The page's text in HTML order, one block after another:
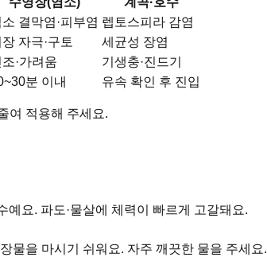
소 결막염·피부염 렙토스피라 감염
장 자극·구토
세균성 장염
조·가려움
기생충·진드기
분 이내 유속 확인 후 진입
여 적용해 주세요.
예요. 파도·물살에 체력이 빠르게 고갈돼요.
물을 마시기 쉬워요. 자주 깨끗한 물을 주세요.